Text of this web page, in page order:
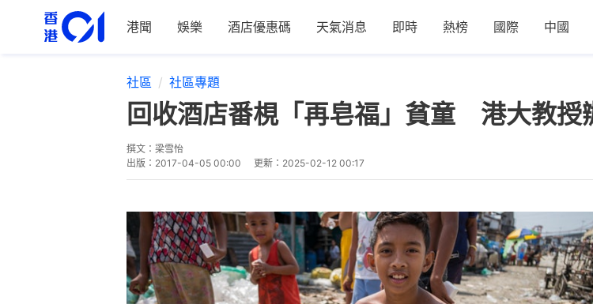
港聞 娛樂 酒店優惠碼 天氣消息 即時 熱榜 國際 中國
社區 社區專題
回收酒店番梘「再皂福」貧童 港大教授
撰文： 梁雪怡
出版： 2017-04-05 00:00 更新： 2025-02-12 00:17